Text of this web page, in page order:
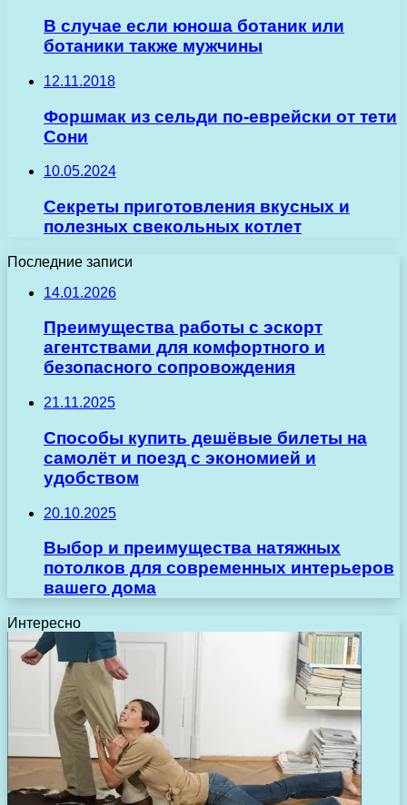
В случае если юноша ботаник или
ботаники также мужчины
12.11.2018
Форшмак из сельди по-еврейски от тети
Сони
10.05.2024
Секреты приготовления вкусных и
полезных свекольных котлет
Последние записи
14.01.2026
Преимущества работы с эскорт
агентствами для комфортного и
безопасного сопровождения
21.11.2025
Способы купить дешёвые билеты на
самолёт и поезд с экономией и
удобством
20.10.2025
Выбор и преимущества натяжных
потолков для современных интерьеров
вашего дома
Интересно